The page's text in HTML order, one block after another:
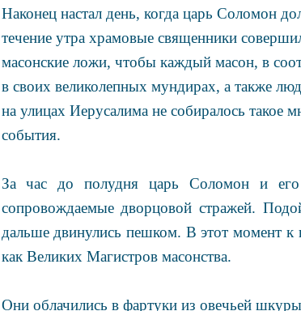
Наконец настал день, когда царь Соломон
течение утра храмовые священники
масонские ложи, чтобы каждый масон, в
в своих великолепных мундирах, а также
на улицах Иерусалима не собиралось
события.
За час до полудня царь Соломон и
сопровождаемые дворцовой стражей.
дальше двинулись пешком. В этот момент
как Великих Магистров масонства.
Они облачились в фартуки из овечьей